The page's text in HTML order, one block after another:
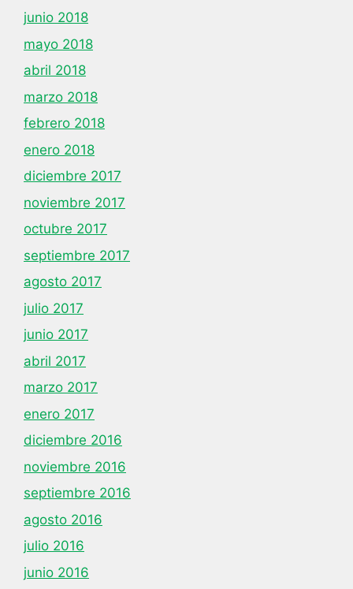
junio 2018
mayo 2018
abril 2018
marzo 2018
febrero 2018
enero 2018
diciembre 2017
noviembre 2017
octubre 2017
septiembre 2017
agosto 2017
julio 2017
junio 2017
abril 2017
marzo 2017
enero 2017
diciembre 2016
noviembre 2016
septiembre 2016
agosto 2016
julio 2016
junio 2016